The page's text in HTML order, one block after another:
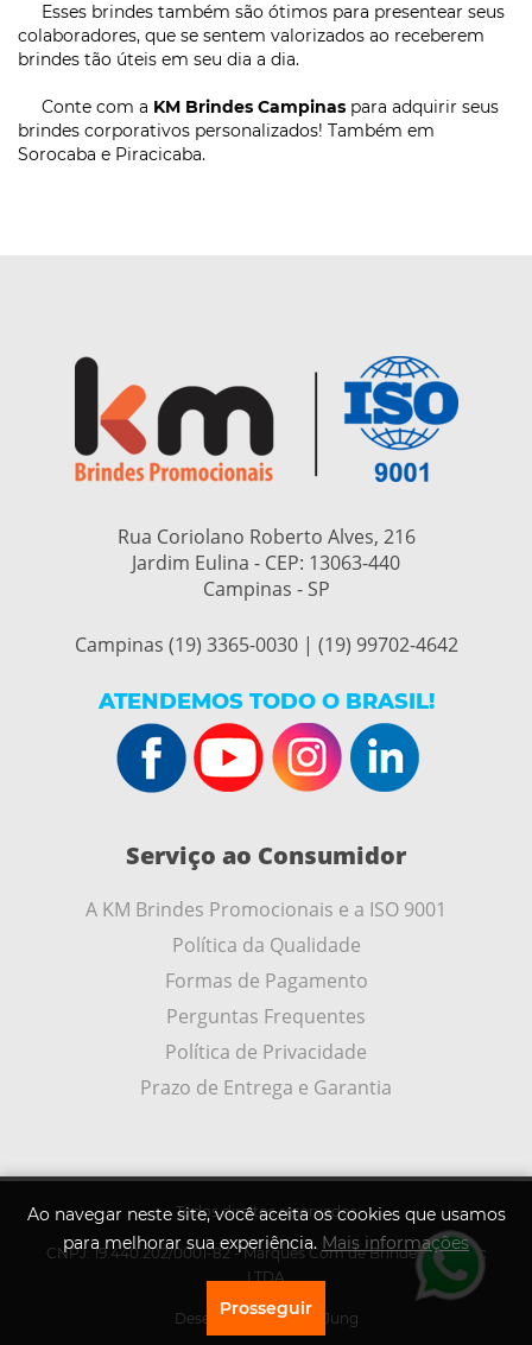
Esses brindes também são ótimos para presentear seus
colaboradores, que se sentem valorizados ao receberem
brindes tão úteis em seu dia a dia.
Conte com a KM Brindes Campinas para adquirir seus
brindes corporativos personalizados! Também em
Sorocaba e Piracicaba.
Ao navegar neste site, você aceita os cookies que usamos
para melhorar sua experiência. Mais informações
Prosseguir
Rua Coriolano Roberto Alves, 216
Jardim Eulina - CEP: 13063-440
Campinas - SP
Campinas (19) 3365-0030 | (19) 99702-4642
ATENDEMOS TODO O BRASIL!
Serviço ao Consumidor
A KM Brindes Promocionais e a ISO 9001
Política da Qualidade
Formas de Pagamento
Perguntas Frequentes
Política de Privacidade
Prazo de Entrega e Garantia
Todos direitos reservados
CNPJ: 19.440.202/0001-82 - Marques Com de Brindes Promoc
LTDA
Desenvolvido porA .Jung